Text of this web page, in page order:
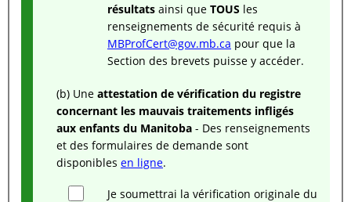
résultats ainsi que TOUS les
renseignements de sécurité requis à
MBProfCert@gov.mb.ca
Section des brevets puisse y accéder.
(b) Une attestation de vérification du registre
concernant les mauvais traitements infligés
aux enfants du Manitoba - Des renseignements
et des formulaires de demande sont
disponibles en ligne.
Je soumettrai la vérification originale du